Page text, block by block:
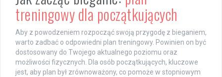
treningowy dla początkujących
Aby z powodzeniem rozpocząć swoją przygodę z bieganiem,
warto zadbać o odpowiedni plan treningowy. Powinien on być
dostosowany do Twojego aktualnego poziomu oraz
możliwości fizycznych. Dla osób początkujących, kluczowe
jest, aby plan był zrównoważony, co pomoże w stopniowym